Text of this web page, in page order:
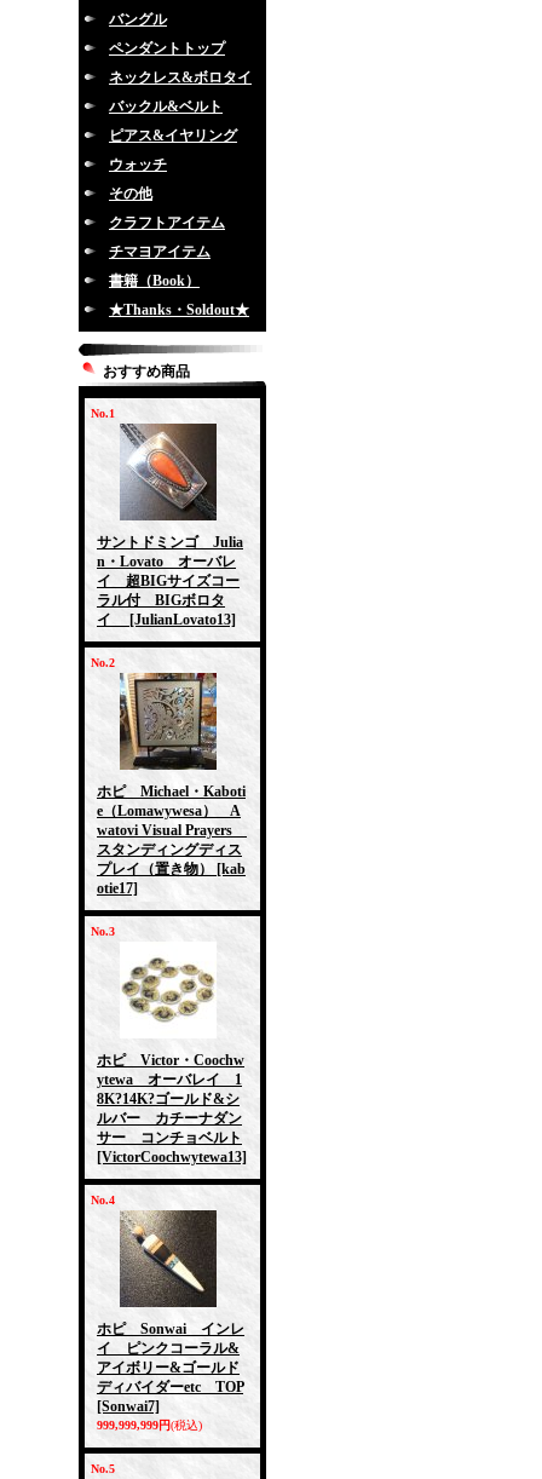
バングル
ペンダントトップ
ネックレス&ボロタイ
バックル&ベルト
ピアス&イヤリング
ウォッチ
その他
クラフトアイテム
チマヨアイテム
書籍（Book）
★Thanks・Soldout★
おすすめ商品
No.1
サントドミンゴ Julia
n・Lovato オーバレ
イ 超BIGサイズコー
ラル付 BIGボロタ
イ
[JulianLovato13]
No.2
ホピ Michael・Kaboti
e（Lomawywesa） A
watovi Visual Prayers
スタンディングディス
プレイ（置き物）
[kab
otie17]
No.3
ホピ Victor・Coochw
ytewa オーバレイ 1
8K?14K?ゴールド&シ
ルバー カチーナダン
サー コンチョベルト
[VictorCoochwytewa13]
No.4
ホピ Sonwai インレ
イ ピンクコーラル&
アイボリー&ゴールド
ディバイダーetc TOP
[Sonwai7]
999,999,999円(税込)
No.5